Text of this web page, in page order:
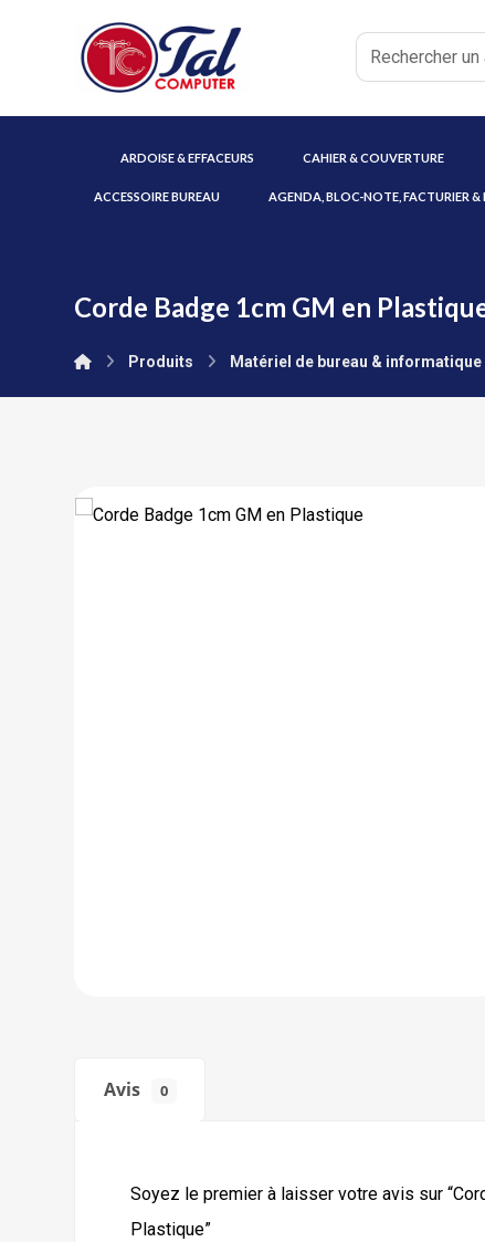
ARDOISE & EFFACEURS CAHIER & COUVERTURE
ACCESSOIRE BUREAU AGENDA, BLOC-NOTE, FACTURIER &
Corde Badge 1cm GM en
Produits Matériel de bureau & informatique
Avis 0
Soyez le premier à laisser votre avis sur
Plastique”